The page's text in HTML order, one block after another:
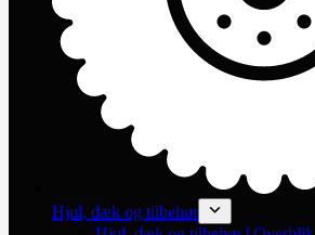
Hjul, dæk og tilbehør